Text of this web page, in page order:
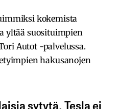
kokemista
yltää suosituimpien
Autot -palvelussa.
hakusanojen
sytytä, Tesla ei